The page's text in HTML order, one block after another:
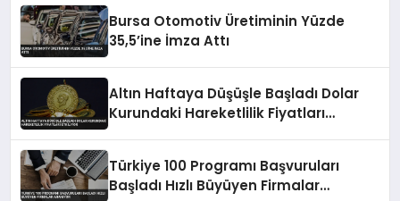
Bursa Otomotiv Üretiminin Yüzde
35,5’ine İmza Attı
Altın Haftaya Düşüşle Başladı Dolar
Kurundaki Hareketlilik Fiyatları
Türkiye 100 Programı Başvuruları
Başladı Hızlı Büyüyen Firmalar